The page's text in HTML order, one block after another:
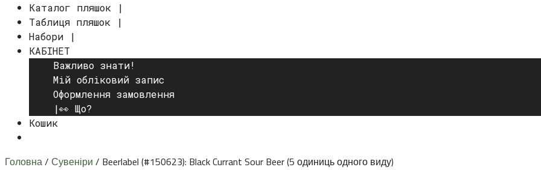
Каталог пляшок |
Таблиця пляшок |
Набори |
КАБІНЕТ
Важливо знати!
Мій обліковий запис
Оформлення замовлення
|👀 Що?
Кошик
Головна/ Сувеніри / Beerlabel (#150623): Black Currant Sour Beer (5 одиниць одного виду)